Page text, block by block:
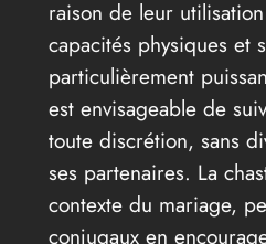
raison de leur
capacités physiques et
particulièrement
est envisageable de
toute discrétion, sans
ses partenaires. La
contexte du mariage,
conjugaux en